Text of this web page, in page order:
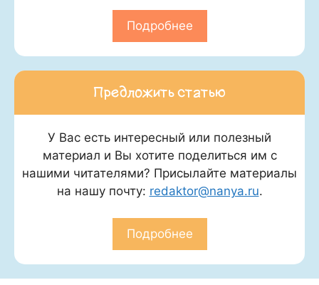
Подробнее
Предложить статью
У Вас есть интересный или полезный
материал и Вы хотите поделиться им с
нашими читателями? Присылайте материалы
на нашу почту: redaktor@nanya.ru.
Подробнее